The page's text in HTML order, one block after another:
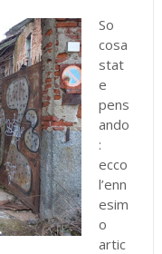
So
cosa
stat
e
pens
ando
:
ecco
l’enn
esim
o
artic